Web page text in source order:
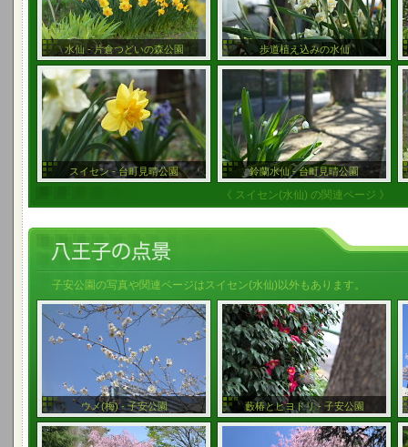
水仙 - 片倉つどいの森公園 歩道植え込みの水仙
スイセン - 台町見晴公園 鈴蘭水仙 - 台町見晴公園
《 スイセン(水仙) の関連ページ 》
子安公園の写真や関連ページはスイセン(水仙)以外もあります。
ウメ(梅) - 子安公園 藪椿とヒヨドリ - 子安公園